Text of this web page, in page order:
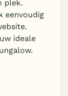
plek.
eenvoudig
ideale